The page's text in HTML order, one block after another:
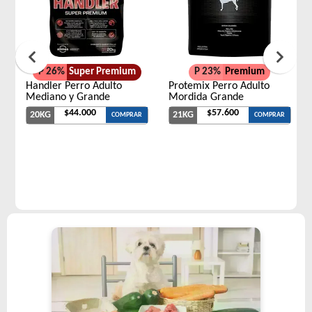
P 26% Super Premium
Handler Perro Adulto
Mediano y Grande
20KG $44.000 COMPRAR
P 23% Premium
Protemix Perro Adulto
Mordida Grande
21KG $57.600 COMPRAR